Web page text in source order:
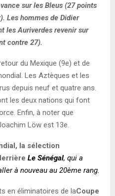
sur les Bleus (27 points
Les hommes de Didier
les Auriverdes revenir sur
contre 27).
du Mexique (9e) et de
Les Aztèques et les
depuis neuf et quatre ans.
les deux nations qui font
Enfin, à noter que
Löw est 13e.
la sélection
Le Sénégal, qui a
à nouveau au 20ème rang.
en éliminatoires de laCoupe